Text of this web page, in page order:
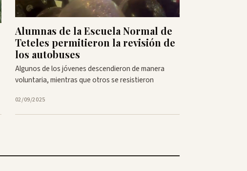
Alumnas de la Escuela Normal de
Teteles permitieron la revisión de
los autobuses
Algunos de los jóvenes descendieron de manera
voluntaria, mientras que otros se resistieron
02/09/2025